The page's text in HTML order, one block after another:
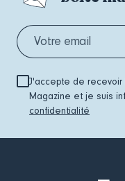
J'accepte de
Magazine et je suis
confidentialité